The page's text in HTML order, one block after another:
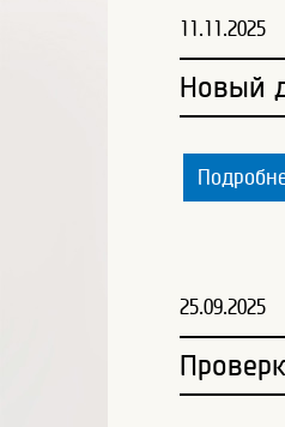
11.11.2025
Новый
25.09.2025